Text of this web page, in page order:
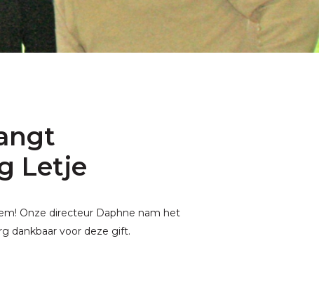
Letje
Onze directeur Daphne nam het
dankbaar voor deze gift.